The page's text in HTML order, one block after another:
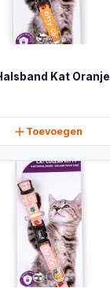
Kat Oranje
Toevoegen